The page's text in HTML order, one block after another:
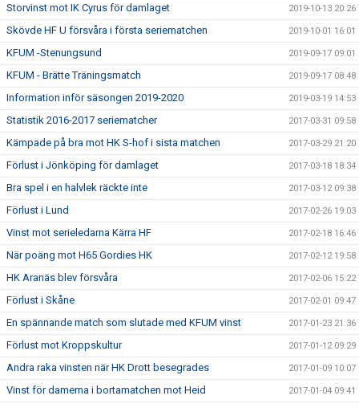
Storvinst mot IK Cyrus för damlaget 2019-10-13 20:26
Skövde HF U försvåra i första seriematchen 2019-10-01 16:01
KFUM -Stenungsund 2019-09-17 09:01
KFUM - Brätte Träningsmatch 2019-09-17 08:48
Information inför säsongen 2019-2020 2019-03-19 14:53
Statistik 2016-2017 seriematcher 2017-03-31 09:58
Kämpade på bra mot HK S-hof i sista matchen 2017-03-29 21:20
Förlust i Jönköping för damlaget 2017-03-18 18:34
Bra spel i en halvlek räckte inte 2017-03-12 09:38
Förlust i Lund 2017-02-26 19:03
Vinst mot serieledarna Kärra HF 2017-02-18 16:46
När poäng mot H65 Gordies HK 2017-02-12 19:58
HK Aranäs blev försvåra 2017-02-06 15:22
Förlust i Skåne 2017-02-01 09:47
En spännande match som slutade med KFUM vinst 2017-01-23 21:36
Förlust mot Kroppskultur 2017-01-12 09:29
Andra raka vinsten när HK Drott besegrades 2017-01-09 10:07
Vinst för damerna i bortamatchen mot Heid 2017-01-04 09:41